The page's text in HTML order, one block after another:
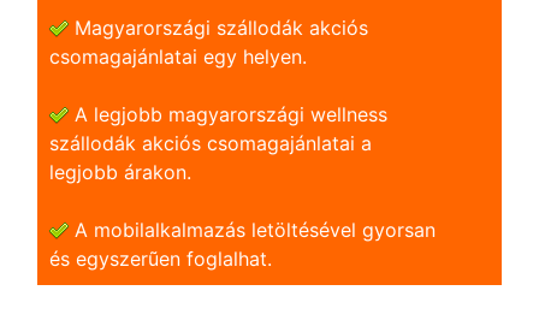
Magyarországi szállodák akciós
csomagajánlatai egy helyen.
A legjobb magyarországi wellness
szállodák akciós csomagajánlatai a
legjobb árakon.
A mobilalkalmazás letöltésével gyorsan
és egyszerũen foglalhat.